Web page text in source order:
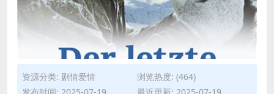
资源分类: 剧情爱情
浏览热度: (464)